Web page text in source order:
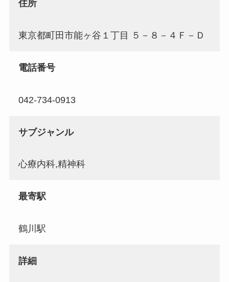
住所
東京都町田市能ヶ谷１丁目 ５－８－４Ｆ－Ｄ
電話番号
042-734-0913
サブジャンル
心療内科,精神科
最寄駅
鶴川駅
詳細